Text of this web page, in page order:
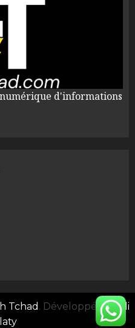
d'informations
Tchad . Développé parAli